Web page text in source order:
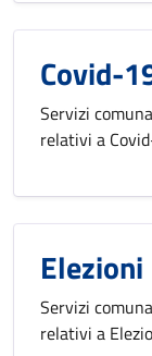
Covid-
Servizi
relativi a
Elezioni
Servizi
relativi a